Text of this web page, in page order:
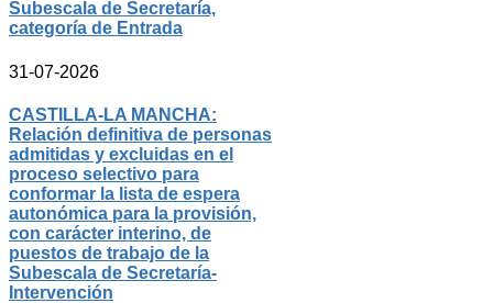
Subescala de Secretaría,
categoría de Entrada
31-07-2026
CASTILLA-LA MANCHA:
Relación definitiva de personas
admitidas y excluidas en el
proceso selectivo para
conformar la lista de espera
autonómica para la provisión,
con carácter interino, de
puestos de trabajo de la
Subescala de Secretaría-
Intervención